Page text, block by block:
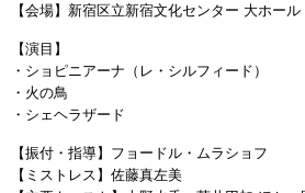
【会場】新宿区立新宿文化センター 大ホール
【演目】
・ショピニアーナ（レ・シルフィード）
・火の鳥
・シェヘラザード
【振付・指導】フョードル・ムラショフ
【ミストレス】佐藤真左美